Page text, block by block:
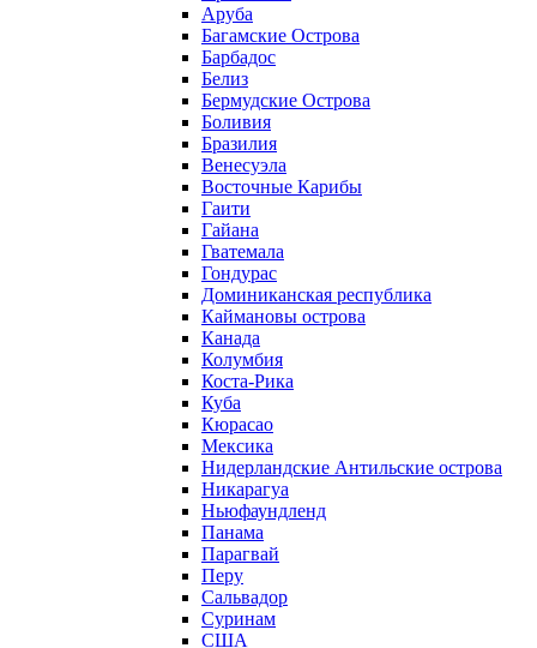
Аруба
Багамские Острова
Барбадос
Белиз
Бермудские Острова
Боливия
Бразилия
Венесуэла
Восточные Карибы
Гаити
Гайана
Гватемала
Гондурас
Доминиканская республика
Каймановы острова
Канада
Колумбия
Коста-Рика
Куба
Кюрасао
Мексика
Нидерландские Антильские острова
Никарагуа
Ньюфаундленд
Панама
Парагвай
Перу
Сальвадор
Суринам
США